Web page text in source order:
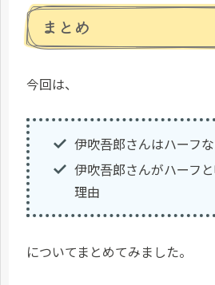
まとめ
今回は、
伊吹吾郎さんはハーフ
伊吹吾郎さんがハーフ
理由
についてまとめてみました。